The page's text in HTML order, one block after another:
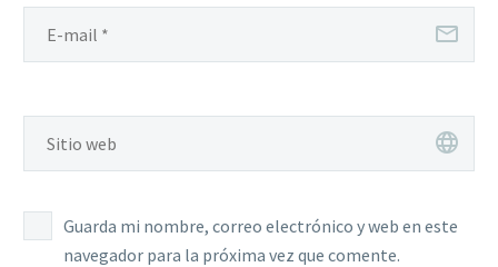
Guarda mi nombre, correo electrónico y web en este
navegador para la próxima vez que comente.